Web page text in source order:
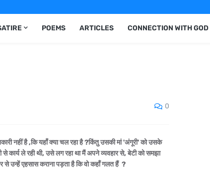
POEMS ARTICLES CONNECTION WITH GOD
0
नहीं है ,कि यहाँ क्या चल रहा है ?किंतु उसकी मां 'अंगूरी' को उसके
ले रही थी, उसे लग रहा था मैं अपने व्यवहार से, बेटी को समझा
से उन्हें एहसास कराना पड़ता है कि वो कहाँ गलत हैं ?